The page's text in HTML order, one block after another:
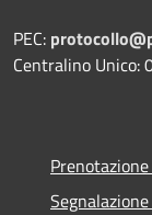
PEC:
Centralino Unico: